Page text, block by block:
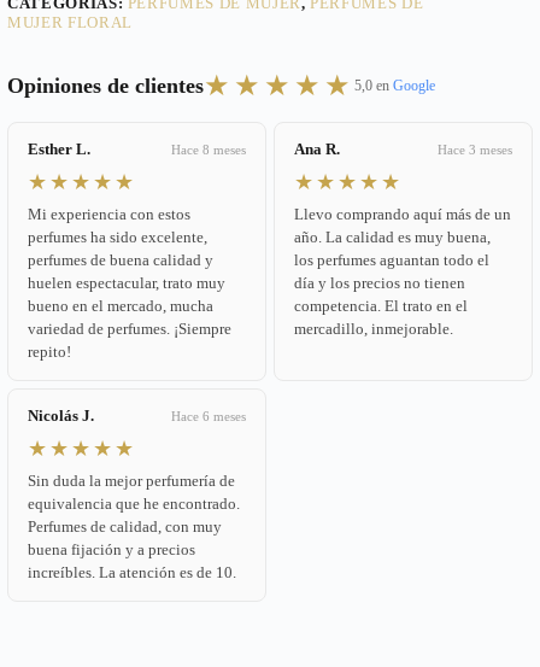
MUJER FLORAL
Opiniones de clientes★★★★★ 5,0 en Google
Esther L. Hace 8 meses
★★★★★
Mi experiencia con estos
perfumes ha sido excelente,
perfumes de buena calidad y
huelen espectacular, trato muy
bueno en el mercado, mucha
variedad de perfumes. ¡Siempre
repito!
Ana R. Hace 3 meses
★★★★★
Llevo comprando aquí más de un
año. La calidad es muy buena,
los perfumes aguantan todo el
día y los precios no tienen
competencia. El trato en el
mercadillo, inmejorable.
Nicolás J. Hace 6 meses
★★★★★
Sin duda la mejor perfumería de
equivalencia que he encontrado.
Perfumes de calidad, con muy
buena fijación y a precios
increíbles. La atención es de 10.